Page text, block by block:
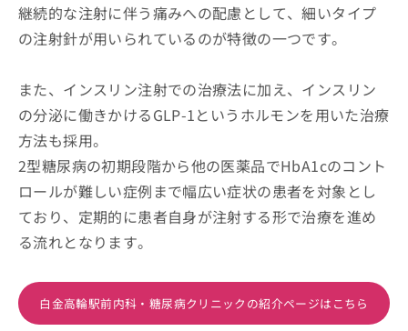
継続的な注射に伴う痛みへの配慮として、細いタイプ
の注射針が用いられているのが特徴の一つです。
また、インスリン注射での治療法に加え、インスリン
の分泌に働きかけるGLP-1というホルモンを用いた治療
方法も採用。
2型糖尿病の初期段階から他の医薬品でHbA1cのコント
ロールが難しい症例まで幅広い症状の患者を対象とし
ており、定期的に患者自身が注射する形で治療を進め
る流れとなります。
白金高輪駅前内科・糖尿病クリニックの紹介ページはこちら